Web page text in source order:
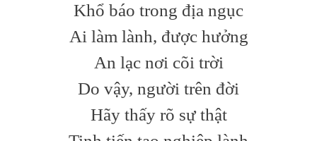
Khổ báo trong địa ngục
Ai làm lành, được hưởng
An lạc nơi cõi trời
Do vậy, người trên đời
Hãy thấy rõ sự thật